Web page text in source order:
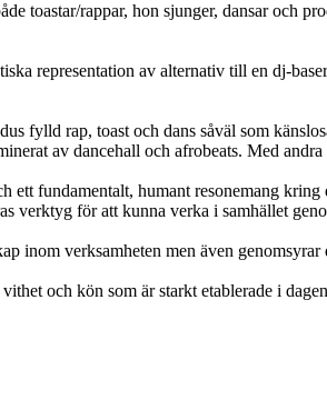
toastar/rappar, hon sjunger, dansar och
representation av alternativ till en dj-
fylld rap, toast och dans såväl som
av dancehall och afrobeats. Med
ett fundamentalt, humant resonemang kring
verktyg för att kunna verka i samhället
verksamheten men även
och kön som är starkt etablerade i